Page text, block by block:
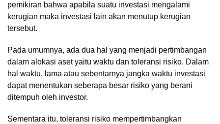
pemikiran bahwa apabila suatu investasi mengalami
kerugian maka investasi lain akan menutup kerugian
tersebut.
Pada umumnya, ada dua hal yang menjadi pertimbangan
dalam alokasi aset yaitu waktu dan toleransi risiko. Dalam
hal waktu, lama atau sebentarnya jangka waktu investasi
dapat menentukan seberapa besar risiko yang berani
ditempuh oleh investor.
Sementara itu, toleransi risiko mempertimbangkan